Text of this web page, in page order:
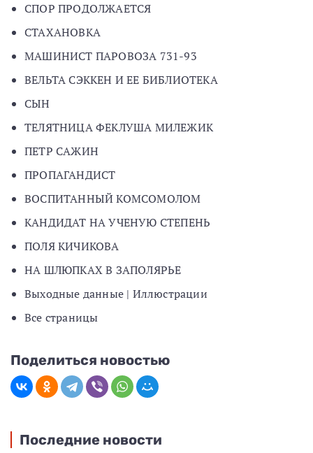
СПОР ПРОДОЛЖАЕТСЯ
СТАХАНОВКА
МАШИНИСТ ПАРОВОЗА 731-93
ВЕЛЬТА СЭККЕН И ЕЕ БИБЛИОТЕКА
СЫН
ТЕЛЯТНИЦА ФЕКЛУША МИЛЕЖИК
ПЕТР САЖИН
ПРОПАГАНДИСТ
ВОСПИТАННЫЙ КОМСОМОЛОМ
КАНДИДАТ НА УЧЕНУЮ СТЕПЕНЬ
ПОЛЯ КИЧИКОВА
НА ШЛЮПКАХ В ЗАПОЛЯРЬЕ
Выходные данные | Иллюстрации
Все страницы
Поделиться новостью
Последние новости